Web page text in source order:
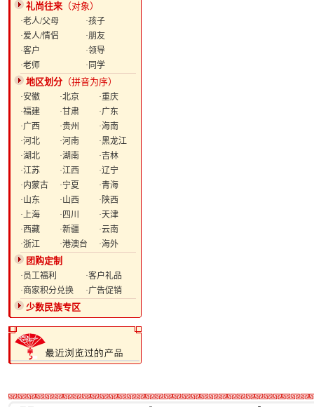
礼尚往来 （对象）
·老人/父母
·孩子
·爱人/情侣
·朋友
·客户
·领导
·老师
·同学
地区划分 （拼音为序）
·安徽 ·北京
·重庆
·福建
·甘肃
·广东
·广西
·贵州
·海南
·河北
·河南
·黑龙江
·湖北
·湖南
·吉林
·江苏
·江西
·辽宁
·内蒙古
·宁夏
·青海
·山东
·山西
·陕西
·上海
·四川
·天津
·西藏
·新疆
·云南
·浙江
·港澳台 ·海外
团购定制
·员工福利
·客户礼品
·商家积分兑换
·广告促销
少数民族专区